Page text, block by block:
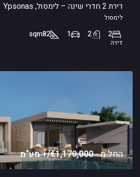
דירת 2 חדרי שינה – לימסול, Ypsonas
לימסול
2
2
1
82
sqm
דירה
החל מ -€1,170,000/+ מע"מ